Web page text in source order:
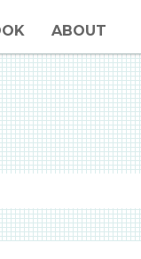
ABOUT